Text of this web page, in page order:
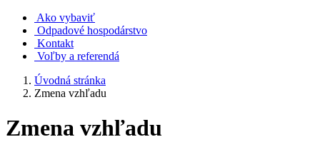
Ako vybaviť
Odpadové hospodárstvo
Kontakt
Voľby a referendá
Úvodná stránka
Zmena vzhľadu
Zmena vzhľadu